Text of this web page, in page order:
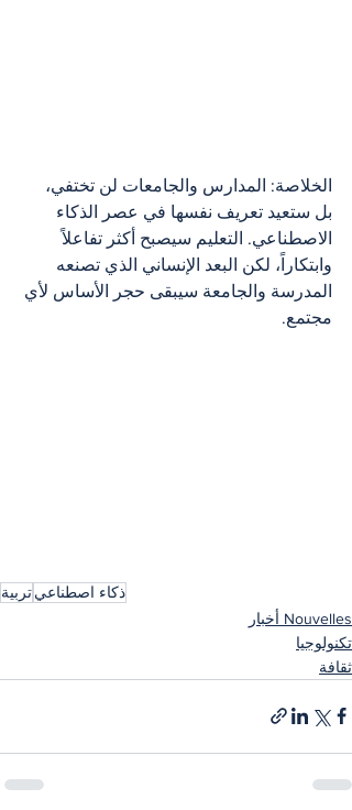
الخلاصة: المدارس والجامعات لن تختفي،
بل ستعيد تعريف نفسها في عصر الذكاء
الاصطناعي. التعليم سيصبح أكثر تفاعلاً
وابتكاراً، لكن البعد الإنساني الذي تصنعه
المدرسة والجامعة سيبقى حجر الأساس لأي
مجتمع.
ذكاء اصطناعيتربية
Nouvelles أخبار
تكنولوجيا
ثقافة